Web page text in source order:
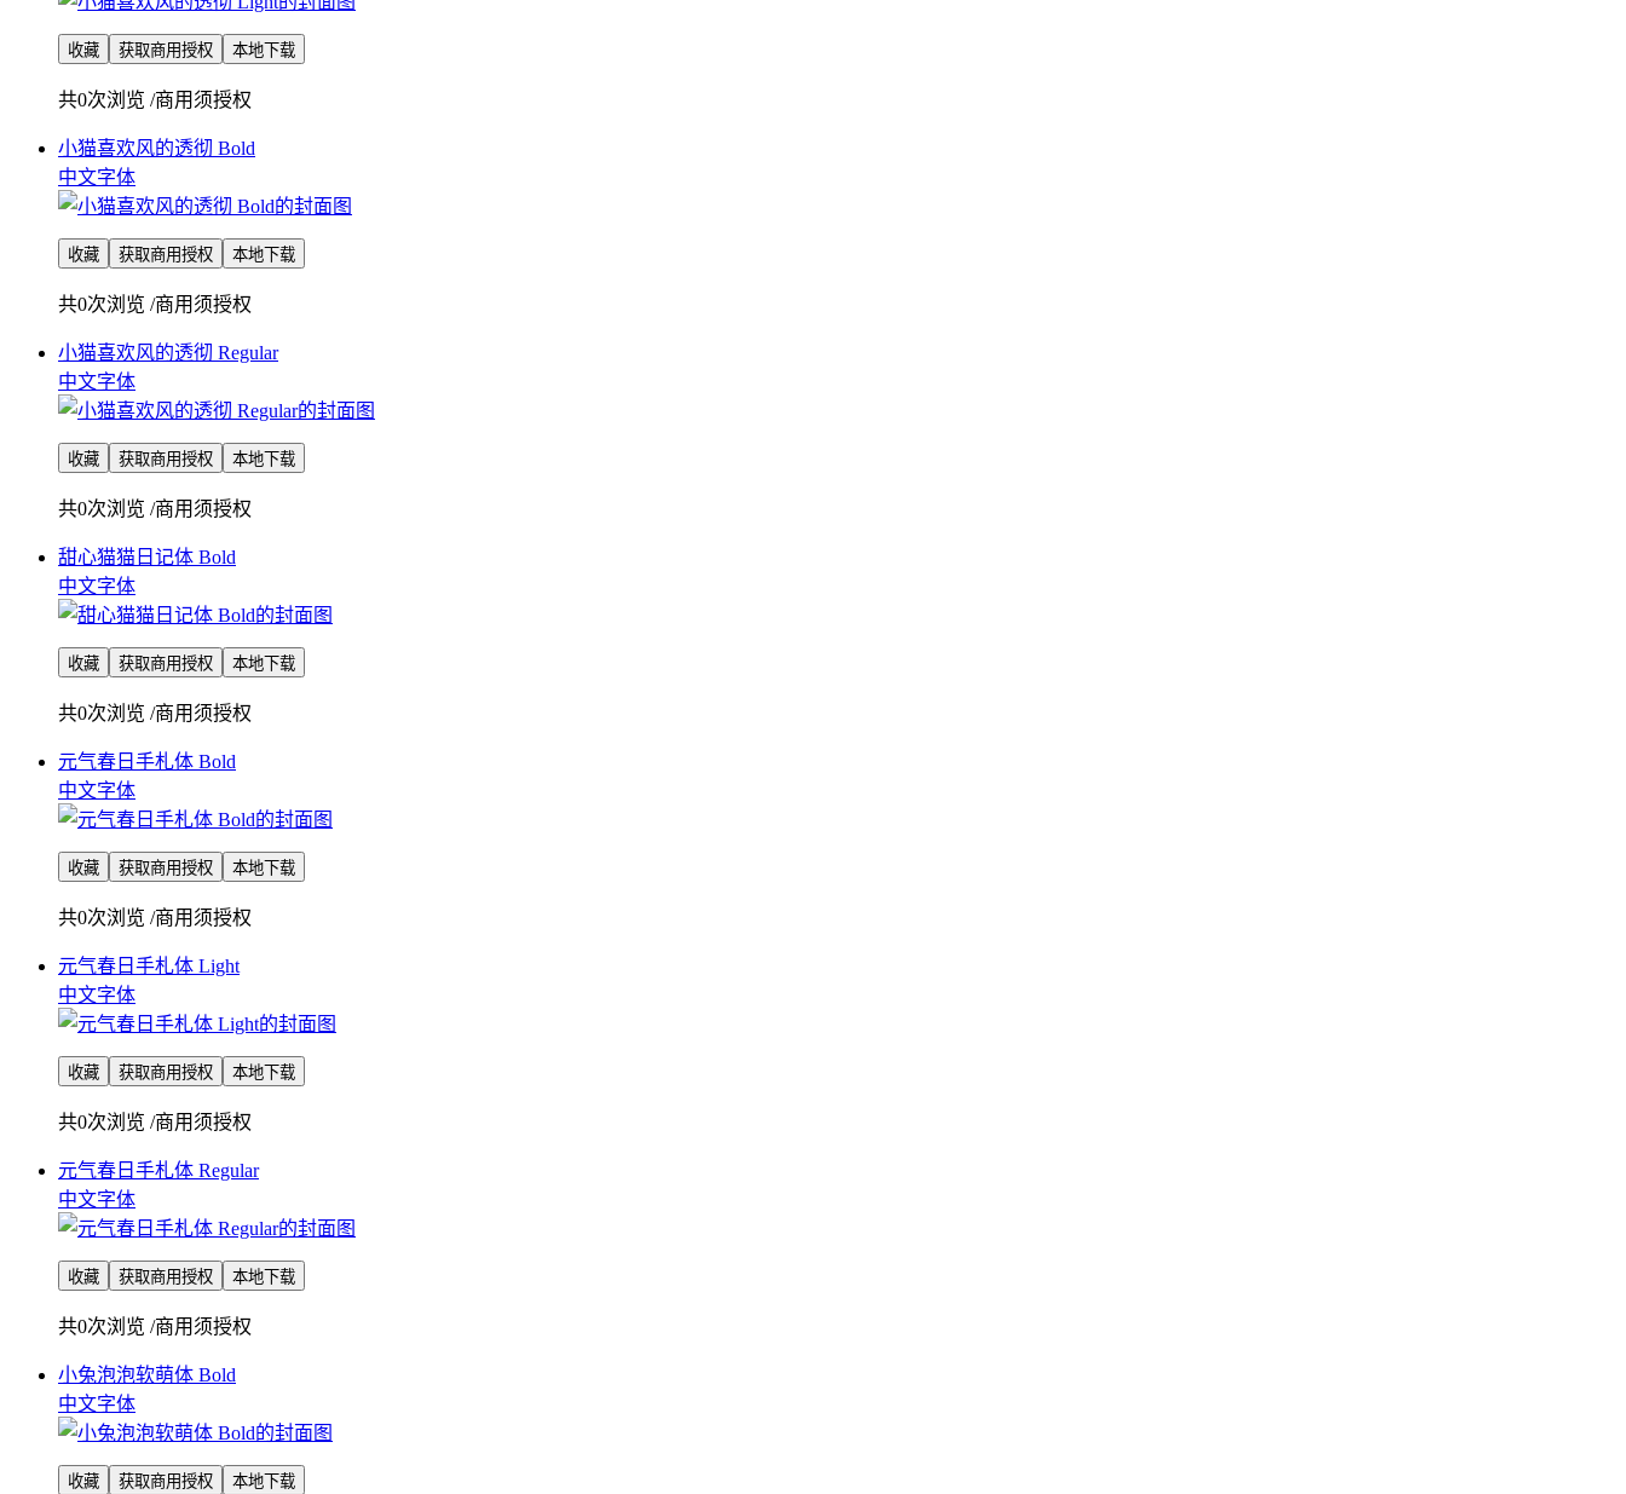
收藏 获取商用授权 本地下载
共0次浏览 /商用须授权
小猫喜欢风的透彻 Bold
中文字体
收藏 获取商用授权 本地下载
共0次浏览 /商用须授权
小猫喜欢风的透彻 Regular
中文字体
收藏 获取商用授权 本地下载
共0次浏览 /商用须授权
甜心猫猫日记体 Bold
中文字体
收藏 获取商用授权 本地下载
共0次浏览 /商用须授权
元气春日手札体 Bold
中文字体
收藏 获取商用授权 本地下载
共0次浏览 /商用须授权
元气春日手札体 Light
中文字体
收藏 获取商用授权 本地下载
共0次浏览 /商用须授权
元气春日手札体 Regular
中文字体
收藏 获取商用授权 本地下载
共0次浏览 /商用须授权
小兔泡泡软萌体 Bold
中文字体
收藏 获取商用授权 本地下载